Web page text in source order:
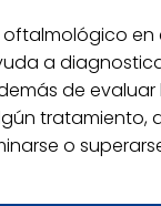
oftalmológico en
a
de
tratamiento,
o